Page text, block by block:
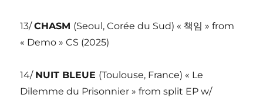
13/CHASM (Seoul, Corée du Sud) « 책임 » from
« Demo » CS (2025)
14/ NUIT BLEUE (Toulouse, France) « Le
Dilemme du Prisonnier » from split EP w/